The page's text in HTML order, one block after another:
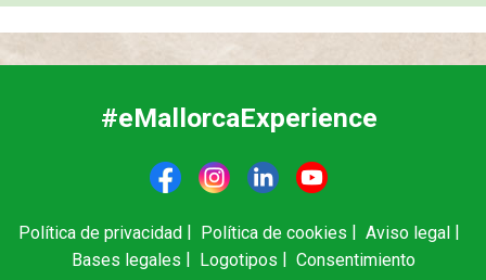
#eMallorcaExperience
F I L Y
Política de privacidad Política de cookies
Aviso legal
Bases legales
Logotipos Consentimiento